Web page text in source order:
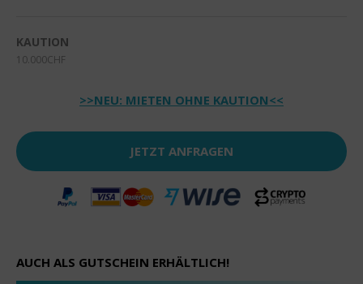
KAUTION
10.000CHF
>>NEU: MIETEN OHNE KAUTION<<
JETZT ANFRAGEN
AUCH ALS GUTSCHEIN ERHÄLTLICH!